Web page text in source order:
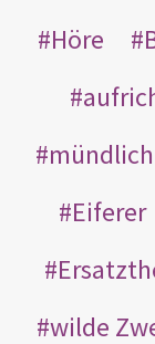
Höre
mündlich
Eiferer
wilde